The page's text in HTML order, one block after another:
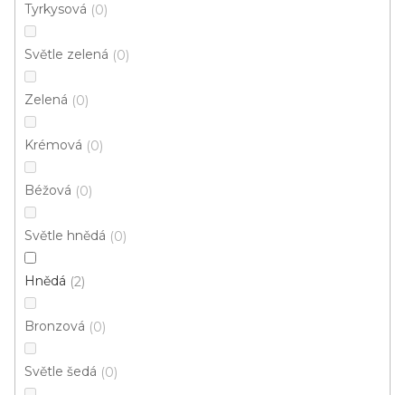
Tyrkysová 0
Světle zelená 0
Zelená 0
Krémová 0
Béžová 0
Světle hnědá 0
Hnědá 2
Bronzová 0
Světle šedá 0
Metrážový koberec CORDOBA 33
od337 Kč/ m2
4 m 3 m